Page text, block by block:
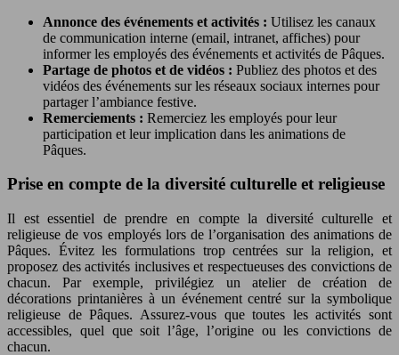
Annonce des événements et activités : Utilisez les canaux
de communication interne (email, intranet, affiches) pour
informer les employés des événements et activités de Pâques.
Partage de photos et de vidéos : Publiez des photos et des
vidéos des événements sur les réseaux sociaux internes pour
partager l’ambiance festive.
Remerciements : Remerciez les employés pour leur
participation et leur implication dans les animations de
Pâques.
Prise en compte de la diversité culturelle et religieuse
Il est essentiel de prendre en compte la diversité culturelle et
religieuse de vos employés lors de l’organisation des animations de
Pâques. Évitez les formulations trop centrées sur la religion, et
proposez des activités inclusives et respectueuses des convictions de
chacun. Par exemple, privilégiez un atelier de création de
décorations printanières à un événement centré sur la symbolique
religieuse de Pâques. Assurez-vous que toutes les activités sont
accessibles, quel que soit l’âge, l’origine ou les convictions de
chacun.